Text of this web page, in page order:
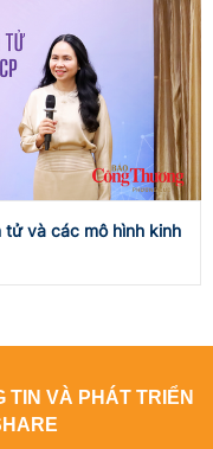
và các mô hình kinh
TIN VÀ PHÁT TRIỂN